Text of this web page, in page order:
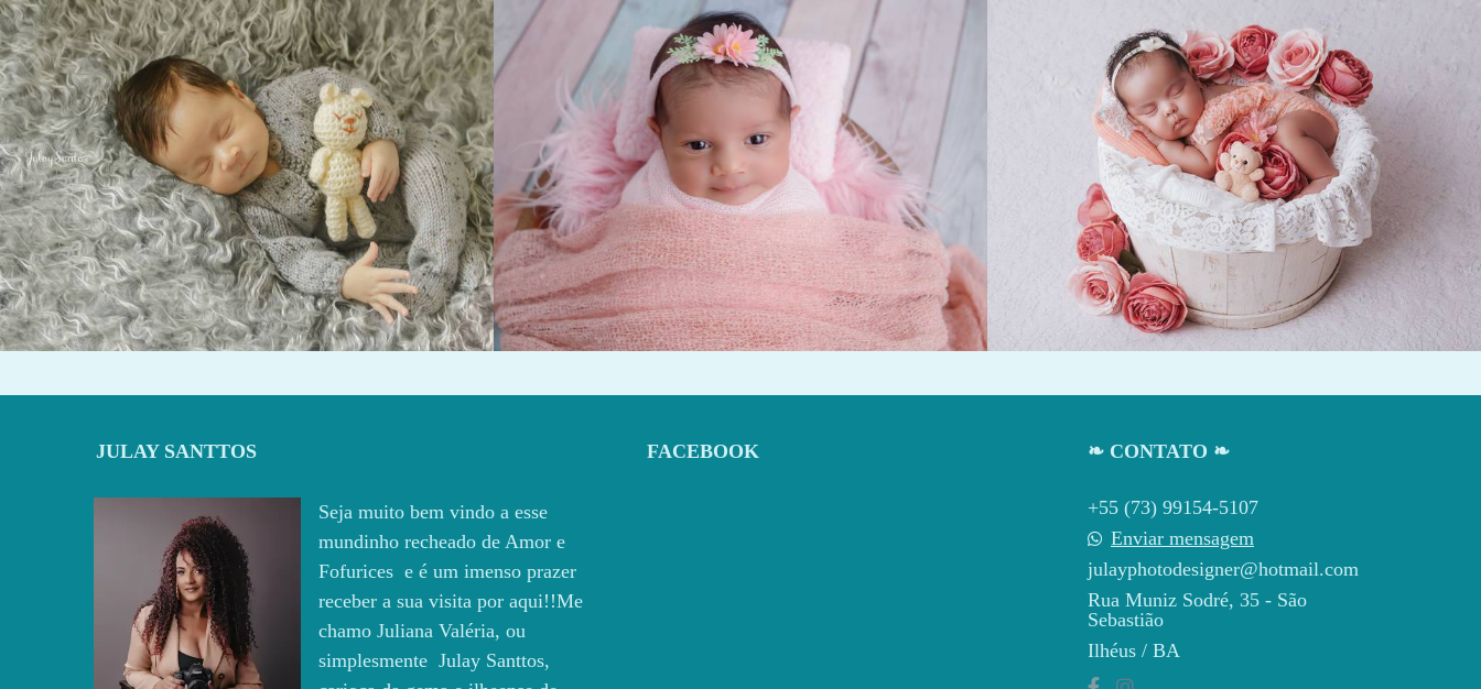
1184 14 474 0
JULAY SANTTOS
Seja muito bem vindo a esse
mundinho recheado de Amor e
Fofurices e é um imenso prazer
receber a sua visita por aqui!!Me
chamo Juliana Valéria, ou
simplesmente Julay Santtos,
FACEBOOK ❧ CONTATO ❧
+55 (73) 99154-5107
Enviar mensagem
julayphotodesigner@hotmail.com
Rua Muniz Sodré, 35 - São
Sebastião
Ilhéus / BA